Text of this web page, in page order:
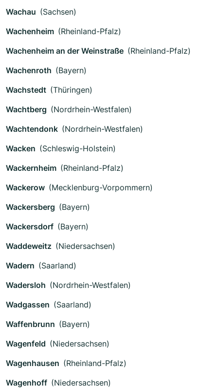
Wachau (Sachsen)
Wachenheim (Rheinland-Pfalz)
Wachenheim an der Weinstraße (Rheinland-Pfalz)
Wachenroth (Bayern)
Wachstedt (Thüringen)
Wachtberg (Nordrhein-Westfalen)
Wachtendonk (Nordrhein-Westfalen)
Wacken (Schleswig-Holstein)
Wackernheim (Rheinland-Pfalz)
Wackerow (Mecklenburg-Vorpommern)
Wackersberg (Bayern)
Wackersdorf (Bayern)
Waddeweitz (Niedersachsen)
Wadern (Saarland)
Wadersloh (Nordrhein-Westfalen)
Wadgassen (Saarland)
Waffenbrunn (Bayern)
Wagenfeld (Niedersachsen)
Wagenhausen (Rheinland-Pfalz)
Wagenhoff (Niedersachsen)